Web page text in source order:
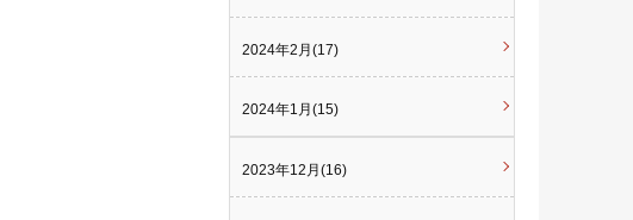
2024年2月(17)
2024年1月(15)
2023年12月(16)